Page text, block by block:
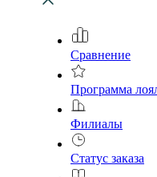
Сравнение
Программа
Филиалы
Статус заказа